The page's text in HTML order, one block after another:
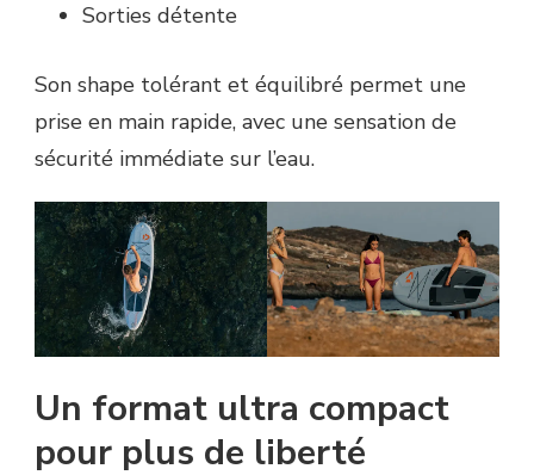
Sorties détente
Son shape tolérant et équilibré permet une
prise en main rapide, avec une sensation de
sécurité immédiate sur l’eau.
Un format ultra compact
pour plus de liberté